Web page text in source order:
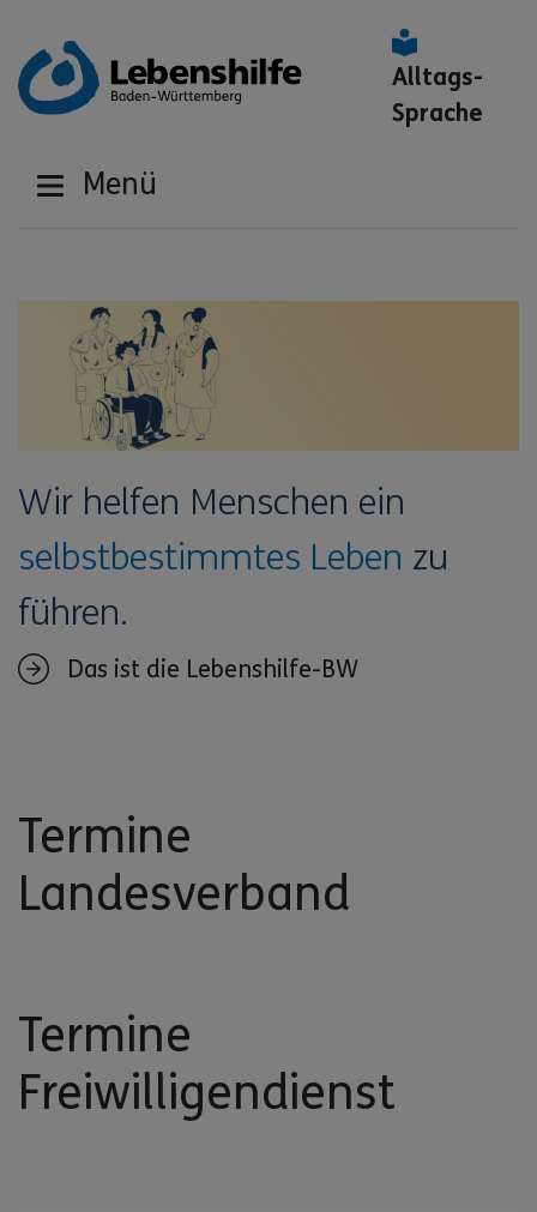
Alltags-
Sprache
Menü
Wir helfen Menschen ein
selbstbestimmtes Leben zu
führen.
Das ist die Lebenshilfe-BW
Termine
Landesverband
Termine
Freiwilligendienst